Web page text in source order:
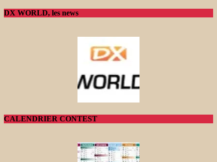
DX WORLD, les news
CALENDRIER CONTEST